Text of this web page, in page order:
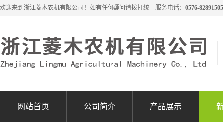
欢迎来到浙江菱木农机有限公司！如有任何疑问请拨打统一服务电话： 0576-82891505
网站首页 公司简介 产品展示